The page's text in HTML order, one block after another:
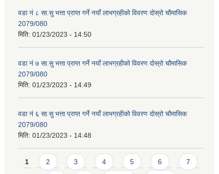
वडा नं ८ सा.सु भत्ता प्राप्त गर्ने नयाँ लाभग्रहीको विवरण दोस्रो चौमासिक
2079/080
मिति: 01/23/2023 - 14:50
वडा नं ७ सा.सु भत्ता प्राप्त गर्ने नयाँ लाभग्रहीको विवरण दोस्रो चौमासिक
2079/080
मिति: 01/23/2023 - 14:49
वडा नं ६ सा.सु भत्ता प्राप्त गर्ने नयाँ लाभग्रहीको विवरण दोस्रो चौमासिक
2079/080
मिति: 01/23/2023 - 14:48
Pages
1 2 3 4 5 6 7